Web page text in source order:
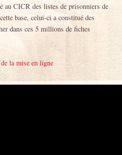
au CICR des listes de prisonniers de
base, celui-ci a constitué des
dans ces 5 millions de fiches
la mise en ligne